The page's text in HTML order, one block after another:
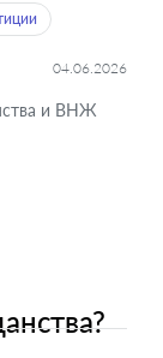
04.06.2026
и ВНЖ